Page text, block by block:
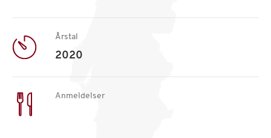
Årstal
2020
Anmeldelser